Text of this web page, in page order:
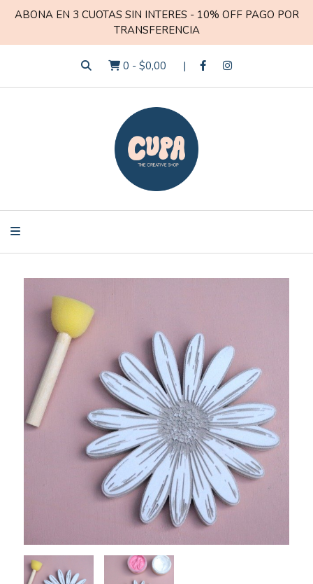
ABONA EN 3 CUOTAS SIN INTERES - 10% OFF PAGO POR
TRANSFERENCIA
0 - $0,00